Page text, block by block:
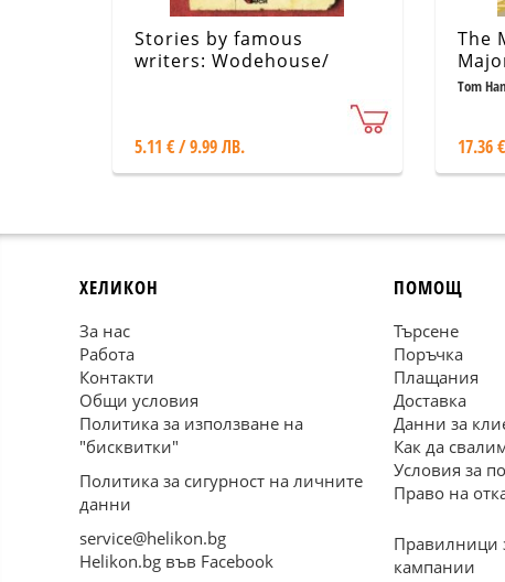
Stories by famous
writers: Wodehouse/
5.11 € / 9.99 ЛВ.
The
Tom
17.36
ХЕЛИКОН
За нас
Работа
Контакти
Общи условия
Политика за използване на
"бисквитки"
Политика за сигурност на личните
данни
service@helikon.bg
Helikon.bg във Facebook
ПОМОЩ
Търсене
Поръчка
Плащания
Доставка
Данни за
Как да
Условия за
Право на
Правилници
кампании